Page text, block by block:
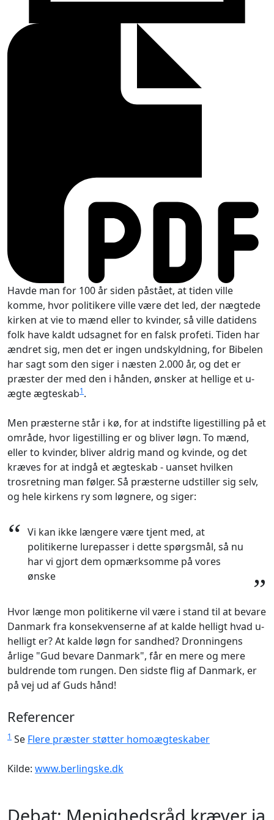
Havde man for 100 år siden påstået, at tiden ville
komme, hvor politikere ville være det led, der nægtede
kirken at vie to mænd eller to kvinder, så ville datidens
folk have kaldt udsagnet for en falsk profeti. Tiden har
ændret sig, men det er ingen undskyldning, for Bibelen
har sagt som den siger i næsten 2.000 år, og det er
præster der med den i hånden, ønsker at hellige et u-
ægte ægteskab1.
Men præsterne står i kø, for at indstifte ligestilling på et
område, hvor ligestilling er og bliver løgn. To mænd,
eller to kvinder, bliver aldrig mand og kvinde, og det
kræves for at indgå et ægteskab - uanset hvilken
trosretning man følger. Så præsterne udstiller sig selv,
og hele kirkens ry som løgnere, og siger:
“ Vi kan ikke længere være tjent med, at
politikerne lurepasser i dette spørgsmål, så nu
har vi gjort dem opmærksomme på vores
ønske
”
Hvor længe mon politikerne vil være i stand til at bevare
Danmark fra konsekvenserne af at kalde helligt hvad u-
helligt er? At kalde løgn for sandhed? Dronningens
årlige "Gud bevare Danmark", får en mere og mere
buldrende tom rungen. Den sidste flig af Danmark, er
på vej ud af Guds hånd!
Referencer
1 Se Flere præster støtter homoægteskaber
Kilde: www.berlingske.dk